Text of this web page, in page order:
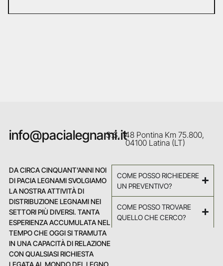
info@pacialegnami.itS.S. 148 Pontina Km 75.800,
04100 Latina (LT)
DA CIRCA CINQUANT’ANNI NOI
DI PACIA LEGNAMI SVOLGIAMO
LA NOSTRA ATTIVITÀ DI
DISTRIBUZIONE LEGNAMI NEI
SETTORI PIÙ DIVERSI. TANTA
ESPERIENZA ACCUMULATA NEL
TEMPO CHE OGGI SI TRAMUTA
IN UNA CAPACITÀ DI RELAZIONE
CON QUALSIASI RICHIESTA
LEGATA AL MONDO DEL LEGNO.
COME POSSO RICHIEDERE
UN PREVENTIVO?
COME POSSO TROVARE
QUELLO CHE CERCO?